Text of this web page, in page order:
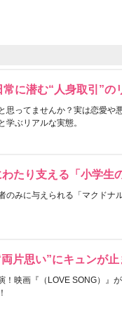
に潜む“人身取引”の
思ってませんか？実は恋愛や
学ぶリアルな実態。
たり支える「小学生
のみに与えられる「マクドナ
片思い”にキュンが止
！映画『（LOVE SONG）』